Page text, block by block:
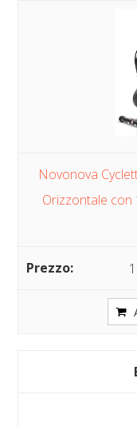
Novonova
Orizzontale con